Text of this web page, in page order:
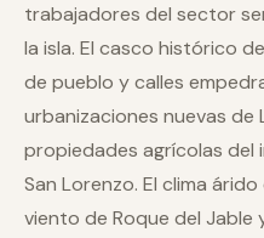
trabajadores del sector
la isla. El casco histórico
de pueblo y calles
urbanizaciones nuevas de
propiedades agrícolas del
San Lorenzo. El clima
viento de Roque del